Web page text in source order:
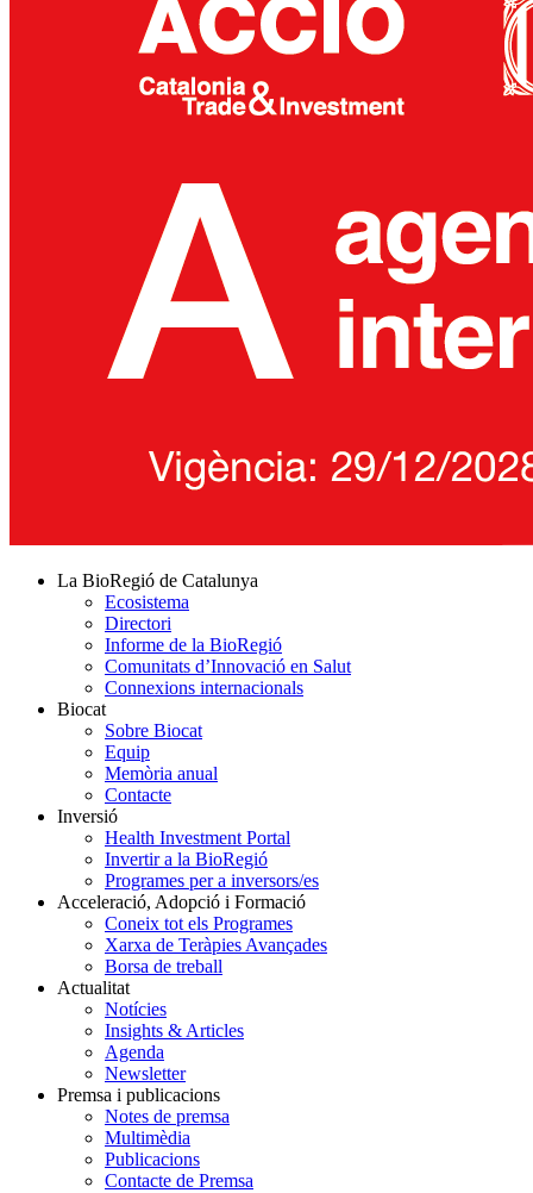
La BioRegió de Catalunya
Ecosistema
Directori
Informe de la BioRegió
Comunitats d’Innovació en Salut
Connexions internacionals
Biocat
Sobre Biocat
Equip
Memòria anual
Contacte
Inversió
Health Investment Portal
Invertir a la BioRegió
Programes per a inversors/es
Acceleració, Adopció i Formació
Coneix tot els Programes
Xarxa de Teràpies Avançades
Borsa de treball
Actualitat
Notícies
Insights & Articles
Agenda
Newsletter
Premsa i publicacions
Notes de premsa
Multimèdia
Publicacions
Contacte de Premsa